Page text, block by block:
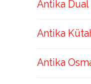
Antika
Antika
Antika